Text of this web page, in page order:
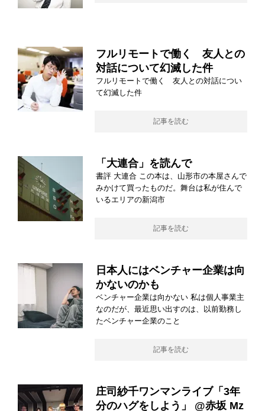
フルリモートで働く 友人との
対話について幻滅した件
フルリモートで働く 友人との対話につい
て幻滅した件
記事を読む
「大連合」を読んで
書評 大連合 この本は、山形市の本屋さんで
みかけて買ったものだ。舞台は私が住んで
いるエリアの新潟市
記事を読む
日本人にはベンチャー企業は向
かないのかも
ベンチャー企業は向かない 私は個人事業主
なのだが、最近思い出すのは、以前勤務し
たベンチャー企業のこと
記事を読む
庄司紗千ワンマンライブ「3年
分のハグをしよう」 @赤坂 Mz